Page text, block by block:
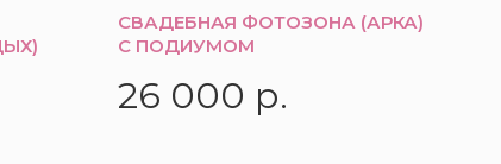
СВАДЕБНАЯ ФОТОЗОНА (АРКА)
С ПОДИУМОМ
26 000 р.